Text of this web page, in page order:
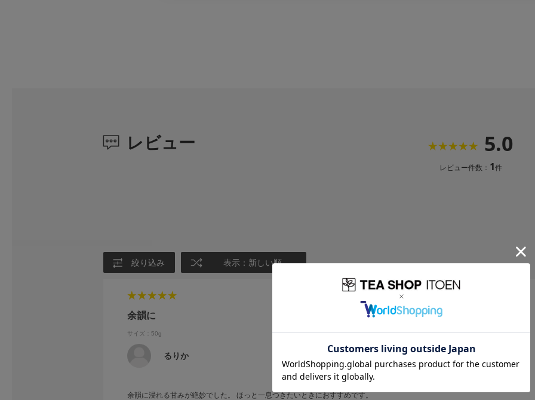
レビュー 5.0
レビュー件数： 1件
絞り込み 表示：新しい順
余韻に
サイズ：50g
るりか
余韻に浸れる甘みが絶妙でした。 ほっと一息つきたいときにおすすめです。